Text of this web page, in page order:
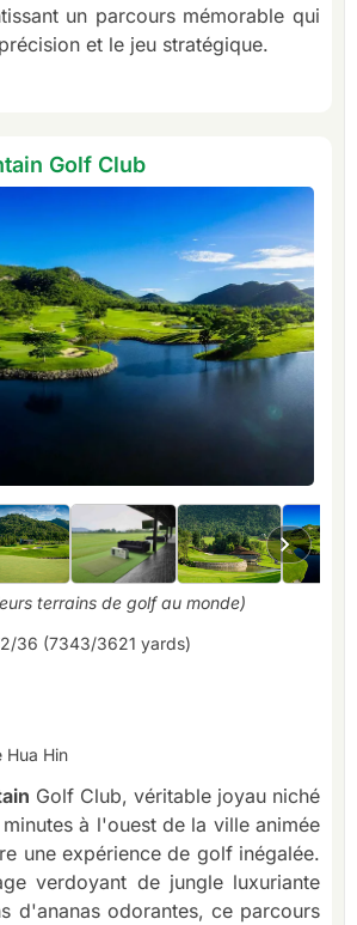
un parcours mémorable qui
et le jeu stratégique.
Golf Club
terrains de golf au monde)
36 (7343/3621 yards)
Hua Hin
Golf Club, véritable joyau niché
à l'ouest de la ville animée
une expérience de golf inégalée.
verdoyant de jungle luxuriante
d'ananas odorantes, ce parcours